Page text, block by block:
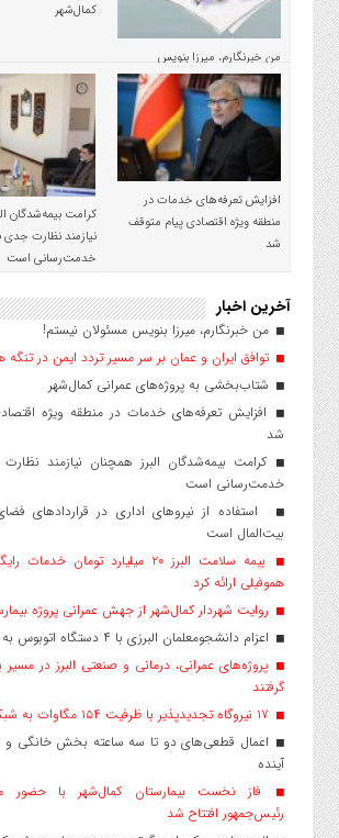
من خبرنگارم، میرزا بنویس
مسئولان نیستم!
کمال‌شهر
افزایش تعرفه‌های خدمات در
منطقه ویژه اقتصادی پیام متوقف
شد
کرامت بیمه‌شدگان
نیازمند نظارت جدی
خدمت‌رسانی است
آخرین اخبار
من خبرنگارم، میرزا بنویس مسئولان نیستم!
توافق ایران و عمان بر سر مسیر تردد ایمن در تنگه
شتاب‌بخشی به پروژه‌های عمرانی کمال‌شهر
افزایش تعرفه‌های خدمات در منطقه ویژه
شد
کرامت بیمه‌شدگان البرز همچنان نیازمند
خدمت‌رسانی است
استفاده از نیروهای اداری در قراردادهای
بیت‌المال است
بیمه سلامت البرز ۲۰ میلیارد تومان
هموفیلی ارائه کرد
روایت شهردار کمال‌شهر از جهش عمرانی پروژه
اعزام دانشجو‌معلمان البرزی با ۴ دستگاه اتوبوس به عتبات عالیات
پروژه‌های عمرانی، درمانی و صنعتی البرز در مسیر
گرفتند
اعمال قطعی‌های دو تا سه ساعته بخش خانگی و
آینده
فاز نخست بیمارستان کمال‌شهر با حضور
رئیس‌جمهور افتتاح شد